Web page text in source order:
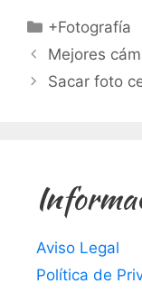
Categorías
+Fotografía
Mejores
Sacar foto
Aviso Legal
Política de